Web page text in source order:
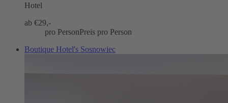
Hotel
ab €29,-
pro PersonPreis pro Person
Boutique Hotel's Sosnowiec